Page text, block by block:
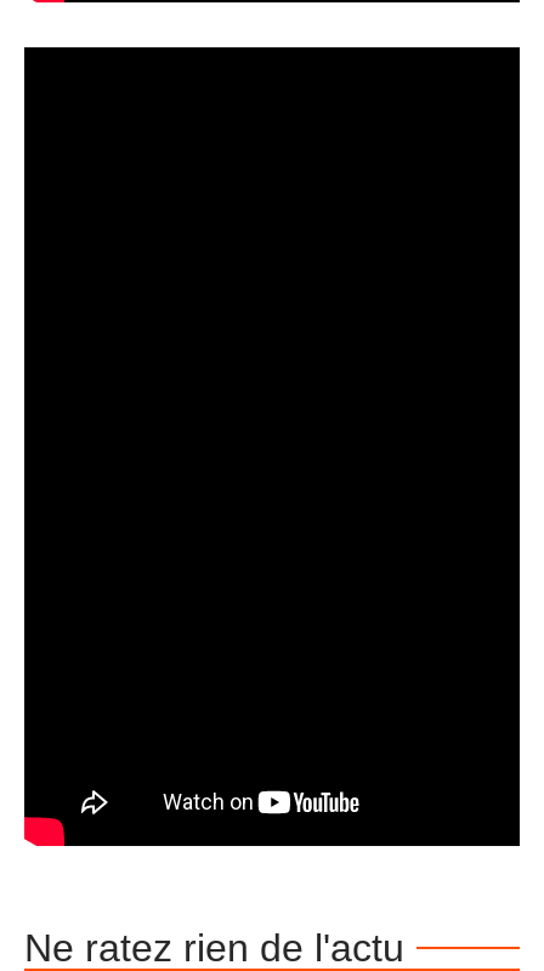
Ne ratez rien de l'actu